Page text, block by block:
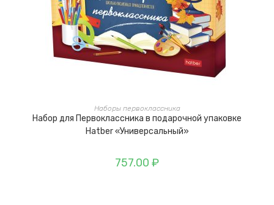
Наборы первоклассника
Набор для Первоклассника в подарочной упаковке
Hatber «Универсальный»
757.00 ₽